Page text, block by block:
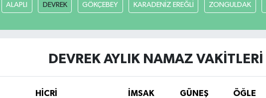
ALAPLI DEVREK GÖKÇEBEY KARADENİZ EREĞLİ ZONGULDAK
DEVREK AYLIK NAMAZ VAKITLERI
HİCRİ İMSAK GÜNEŞ ÖĞLE